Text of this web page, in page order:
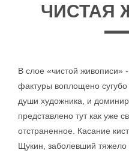
ЧИСТАЯ
В слое «чистой живописи»
фактуры воплощено сугубо
души художника, и
представлено тут как уже
отстраненное. Касание
Щукин, заболевший тяжело